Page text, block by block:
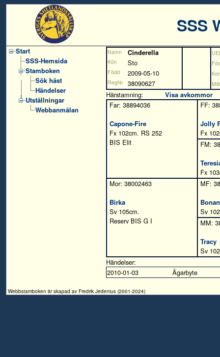
SSS
Start
SSS-Hemsida
Stamboken
Sök häst
Händelser
Utställningar
Webbanmälan
Namn Cinderella
Kön Sto
Född 2009-05-10
RegNr 38090627
Härstamning:
Visa avkommor
Far: 38894036
Capone-Fire
Fx 102cm. RS 252
BIS Elit
FF:
Jolly
Fx
FM:
Fx
Mor: 38002463
Birka
Sv 105cm.
Reserv BIS G I
MF:
Sv
MM:
Tracy
Sv
Händelser:
2010-01-03
Ägarbyte
Webbstamboken är skapad av Fredrik Jedenius (2001-2024)